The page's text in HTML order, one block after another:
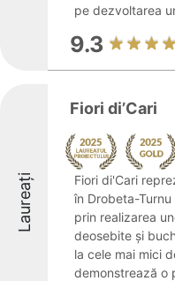
pe dezvoltarea
9.3
Laureați
Fiori di’Cari
Fiori di'Cari
în Drobeta-
prin realizarea
deosebite și
la cele mai mici
demonstrează o